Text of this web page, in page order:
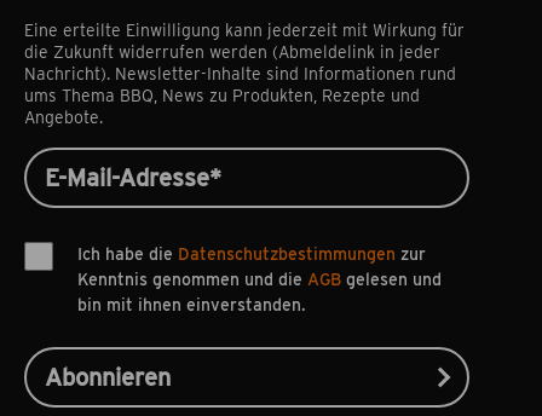
Eine erteilte Einwilligung kann jederzeit mit Wirkung für
die Zukunft widerrufen werden (Abmeldelink in jeder
Nachricht). Newsletter-Inhalte sind Informationen rund
ums Thema BBQ, News zu Produkten, Rezepte und
Angebote.
Ich habe die Datenschutzbestimmungen zur
Kenntnis genommen und die AGB gelesen und
bin mit ihnen einverstanden.